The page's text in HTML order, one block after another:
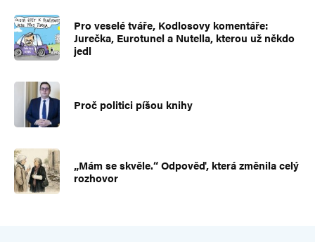
Pro veselé tváře, Kodlosovy komentáře:
Jurečka, Eurotunel a Nutella, kterou už někdo
jedl
Proč politici píšou knihy
„Mám se skvěle.“ Odpověď, která změnila celý
rozhovor